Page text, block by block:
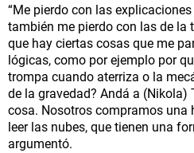
“Me pierdo con las
también me pierdo con las de la
que hay ciertas cosas que me
lógicas, como por ejemplo por
trompa cuando aterriza o la
de la gravedad? Andá a (Nikola)
cosa. Nosotros compramos
leer las nubes, que tienen una
argumentó.